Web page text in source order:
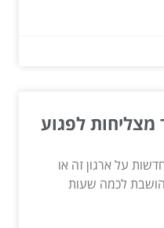
מצליחות לפגוע
על ארגון זה או
לכמה שעות